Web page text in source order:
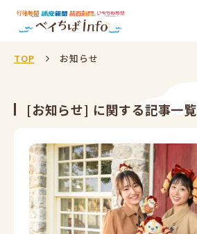
TOP お知らせ
[お知らせ] に関する記事一覧